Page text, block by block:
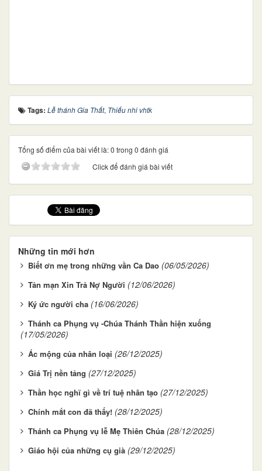
Tags: Lễ thánh Gia Thất, Thiếu nhi vhtk
Tổng số điểm của bài viết là: 0 trong 0 đánh giá
Click để đánh giá bài viết
Những tin mới hơn
Biết ơn mẹ trong những vần Ca Dao (06/05/2026)
Tản mạn Xin Trả Nợ Người (12/06/2026)
Ký ức người cha (16/06/2026)
Thánh ca Phụng vụ -Chúa Thánh Thần hiện xuống
(17/05/2026)
Ác mộng của nhân loại (26/12/2025)
Giá Trị nền tảng (27/12/2025)
Thần học nghĩ gì về trí tuệ nhân tạo (27/12/2025)
Chính mắt con đã thấy! (28/12/2025)
Thánh ca Phụng vụ lễ Mẹ Thiên Chúa (28/12/2025)
Giáo hội của những cụ già (29/12/2025)